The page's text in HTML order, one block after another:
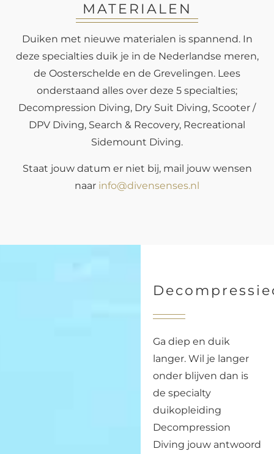
MATERIALEN
Duiken met nieuwe materialen is spannend. In
deze specialties duik je in de Nederlandse meren,
de Oosterschelde en de Grevelingen. Lees
onderstaand alles over deze 5 specialties;
Decompression Diving, Dry Suit Diving, Scooter /
DPV Diving, Search & Recovery, Recreational
Sidemount Diving.
Staat jouw datum er niet bij, mail jouw wensen
naar info@divensenses.nl
Ga diep en duik
langer. Wil je langer
onder blijven dan is
de specialty
duikopleiding
Decompression
Diving jouw antwoord